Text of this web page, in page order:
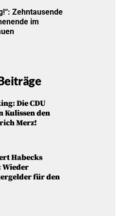
Zehntausende
im
Die CDU
Kulissen den
Merz!
Habecks
Wieder
für den